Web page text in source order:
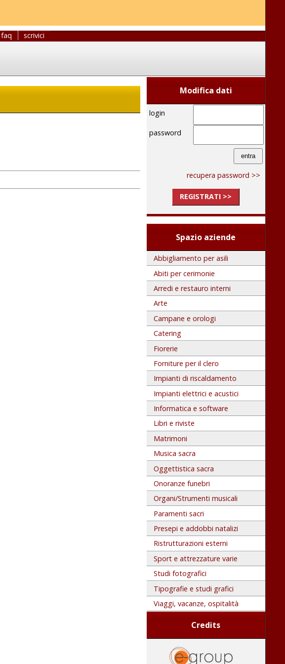
faq scrivici
Modifica dati
login
password
recupera password >>
REGISTRATI >>
Spazio aziende
Abbigliamento per asili
Abiti per cerimonie
Arredi e restauro interni
Arte
Campane e orologi
Catering
Fiorerie
Forniture per il clero
Impianti di riscaldamento
Impianti elettrici e acustici
Informatica e software
Libri e riviste
Matrimoni
Musica sacra
Oggettistica sacra
Onoranze funebri
Organi/Strumenti musicali
Paramenti sacri
Presepi e addobbi natalizi
Ristrutturazioni esterni
Sport e attrezzature varie
Studi fotografici
Tipografie e studi grafici
Viaggi, vacanze, ospitalità
Credits